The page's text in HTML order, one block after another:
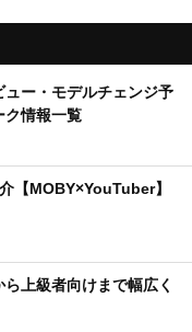
ュー・モデルチェンジ予
ク情報一覧
【MOBY×YouTuber】
ら上級者向けまで幅広く